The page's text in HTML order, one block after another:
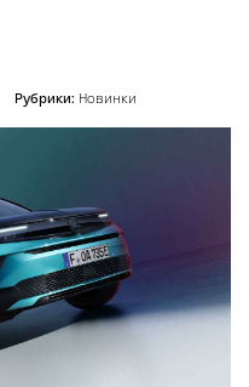
Рубрики: Новинки